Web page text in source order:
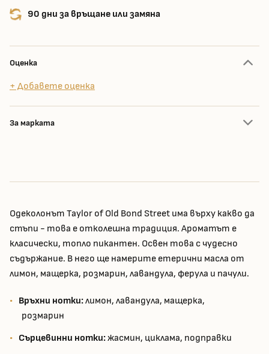
90 дни за връщане или замяна
Оценка
+ Добавете оценка
За марката
Одеколонът Taylor of Old Bond Street има върху какво да
стъпи - това е отколешна традиция. Ароматът е
класически, топло пикантен. Освен това с чудесно
съдържание. В него ще намерите етерични масла от
лимон, мащерка, розмарин, лавандула, ферула и пачули.
Връхни нотки:лимон, лавандула, мащерка,
розмарин
Сърцевинни нотки:жасмин, циклама, подправки